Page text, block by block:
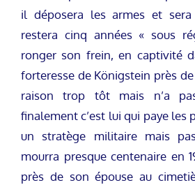
il déposera les armes et
restera cinq années « sous
ronger son frein, en captivité
forteresse de Königstein près
raison trop tôt mais n’a
finalement c’est lui qui paye les
un stratège militaire mais
mourra presque centenaire en
près de son épouse au